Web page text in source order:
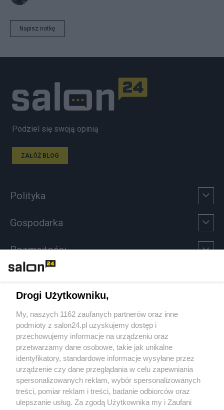
Napisz notkę
Podziel się swoją opinią
ZAŁÓŻ BLOG
Polityka
Gospodarka
Rozmaitości
Sport
Społeczeństwo
Kultura
X Facebook Instagram Youtube
Drogi Użytkowniku,
My, naszych 1162 zaufanych partnerów oraz inne
podmioty z salon24.pl uzyskujemy dostęp i
przechowujemy informacje na urządzeniu oraz
przetwarzamy dane osobowe, takie jak unikalne
identyfikatory, standardowe informacje wysyłane przez
urządzenie czy dane przeglądania w celu zapewniania
spersonalizowanych reklam, wybór spersonalizowanych
treści, pomiar reklam i treści, badanie odbiorców oraz
ulepszanie usług. Za zgodą Użytkownika my i Zaufani